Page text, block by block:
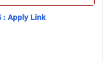
Apply Link